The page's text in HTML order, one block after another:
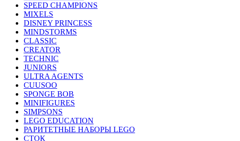
SPEED CHAMPIONS
MIXELS
DISNEY PRINCESS
MINDSTORMS
CLASSIC
CREATOR
TECHNIC
JUNIORS
ULTRA AGENTS
CUUSOO
SPONGE BOB
MINIFIGURES
SIMPSONS
LEGO EDUCATION
РАРИТЕТНЫЕ НАБОРЫ LEGO
СТОК